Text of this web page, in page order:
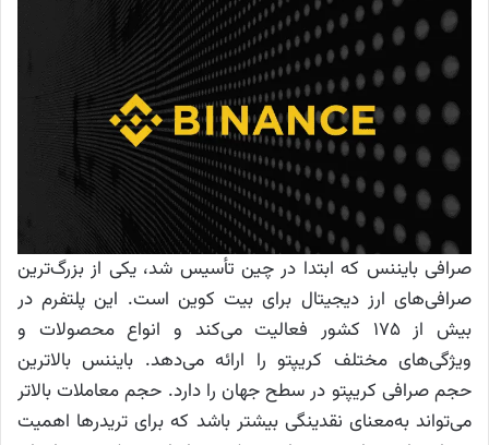
صرافی بایننس که ابتدا در چین تأسیس شد، یکی از بزرگ‌ترین
صرافی‌های ارز دیجیتال برای بیت کوین است. این پلتفرم در
بیش از ۱۷۵ کشور فعالیت می‌کند و انواع محصولات و
ویژگی‌های مختلف کریپتو را ارائه می‌دهد. بایننس بالاترین
حجم صرافی کریپتو در سطح جهان را دارد. حجم معاملات بالاتر
می‌تواند به‌معنای نقدینگی بیشتر باشد که برای تریدرها اهمیت